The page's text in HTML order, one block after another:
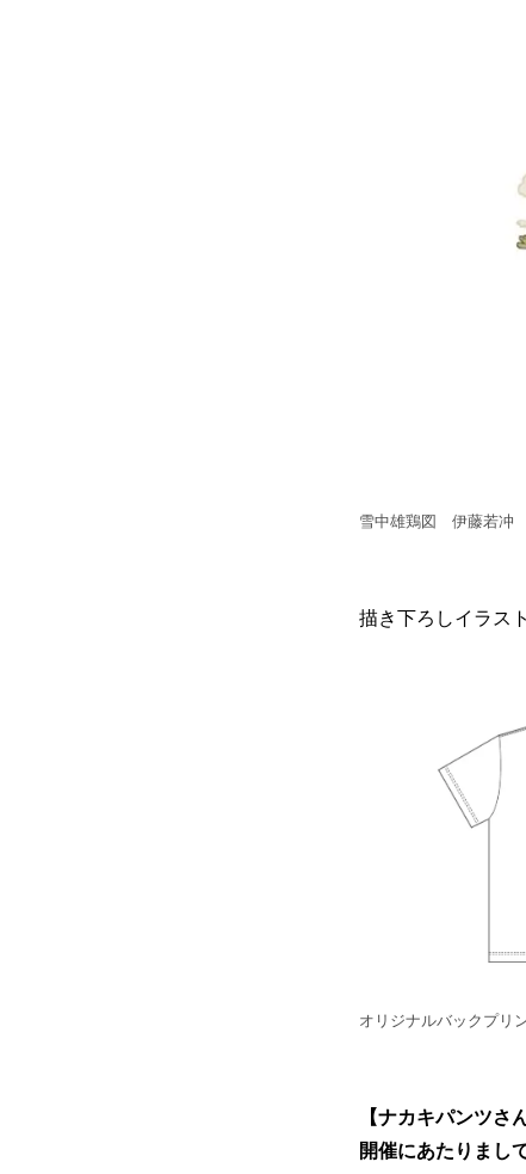
雪中雄鶏図 伊藤若冲
描き下ろしイラス
オリジナルバックプリ
【ナカキパンツさ
開催にあたりまし